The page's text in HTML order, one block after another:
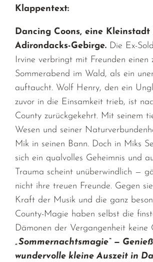
Klappentext:
Dancing Coons, eine Kleinstadt
Adirondacks-Gebirge. Die Ex-
Irvine verbringt mit Freunden einen
Sommerabend im Wald, als ein
auftaucht. Wolf Henry, den ein
zuvor in die Einsamkeit trieb, ist
County zurückgekehrt. Mit seinem
Wesen und seiner
Mik in seinen Bann. Doch in Miks
sich ein qualvolles Geheimnis und
Trauma scheint unüberwindlich —
nicht ihre treuen Freunde. Gegen
Kraft der Musik und die ganz
County-Magie haben selbst die
Dämonen der Vergangenheit keine
„Sommernachtsmagie“ —
wundervolle kleine Auszeit in